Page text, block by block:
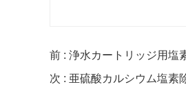
前 : 浄水カートリッジ用塩
次 : 亜硫酸カルシウム塩素